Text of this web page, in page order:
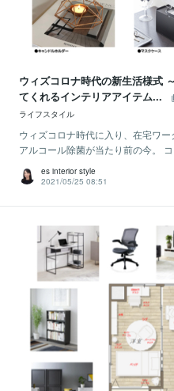
ウィズコロナ時代の新生活様式
てくれるインテリアアイテム...
ライフスタイル
ウィズコロナ時代に入り、在宅ワー
アルコール除菌が当たり前の今。
es interior style
2021/05/25 08:51